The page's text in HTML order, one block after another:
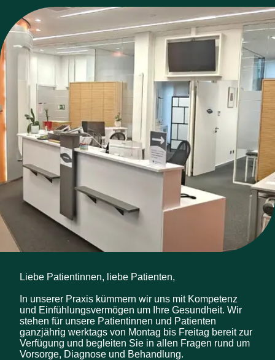
Liebe Patientinnen, liebe Patienten,
In unserer Praxis kümmern wir uns mit Kompetenz
und Einfühlungsvermögen um Ihre Gesundheit. Wir
stehen für unsere Patientinnen und Patienten
ganzjährig werktags von Montag bis Freitag bereit zur
Verfügung und begleiten Sie in allen Fragen rund um
Vorsorge, Diagnose und Behandlung.